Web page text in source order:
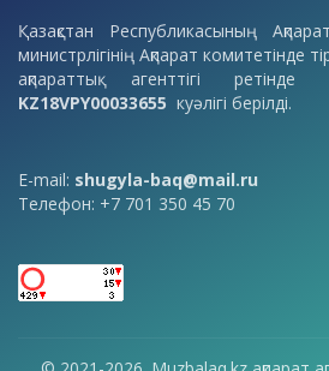
Қазақстан Республикасының
министрлігінің Ақпарат комитетінде
ақпараттық агенттігі ретінде
KZ18VPY00033655 куәлігі берілді.
E-mail: shugyla-baq@mail.ru
Телефон: +7 701 350 45 70